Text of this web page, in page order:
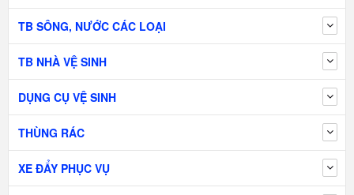
TB SÔNG, NƯỚC CÁC LOẠI
TB NHÀ VỆ SINH
DỤNG CỤ VỆ SINH
THÙNG RÁC
XE ĐẨY PHỤC VỤ